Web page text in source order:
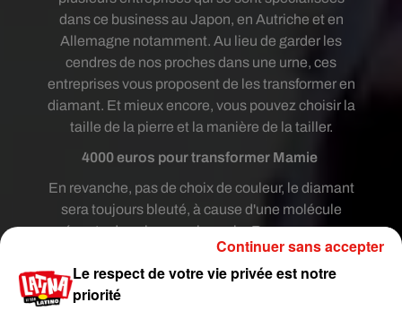
dans ce business au Japon, en Autriche et en
Allemagne notamment. Au lieu de garder les
cendres de nos proches dans une urne, ces
entreprises vous proposent de les transformer en
diamant. Et mieux encore, vous pouvez choisir la
taille de la pierre et la manière de la tailler.
4000 euros pour transformer Mamie
En revanche, pas de choix de couleur, le diamant
sera toujours bleuté, à cause d'une molécule
présente dans le corps humain. Rassurez-vous,
chaque pierre sera unique puisque le taux de
cette molécule dans le corps varie pour chaque
individu : plus elle est présente, plus le bleu sera
Le respect de votre vie privée est notre
priorité
Continuer sans accepter